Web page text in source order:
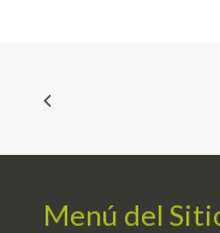
Menú del